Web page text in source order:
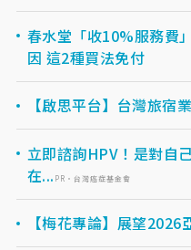
春水堂「收10%服務費
因 這2種買法免付
【啟思平台】台灣旅宿
立即諮詢HPV！是對自
在... PR・台灣癌症基金會
【梅花專論】展望